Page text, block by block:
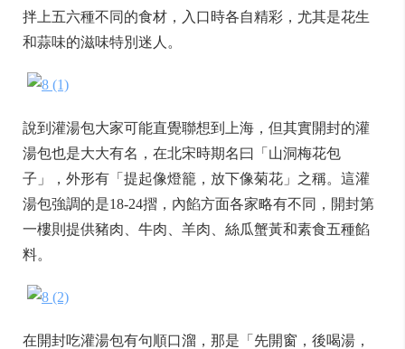
拌上五六種不同的食材，入口時各自精彩，尤其是花生
和蒜味的滋味特別迷人。
說到灌湯包大家可能直覺聯想到上海，但其實開封的灌
湯包也是大大有名，在北宋時期名曰「山洞梅花包
子」，外形有「提起像燈籠，放下像菊花」之稱。這灌
湯包強調的是18-24摺，內餡方面各家略有不同，開封第
一樓則提供豬肉、牛肉、羊肉、絲瓜蟹黃和素食五種餡
料。
在開封吃灌湯包有句順口溜，那是「先開窗，後喝湯，